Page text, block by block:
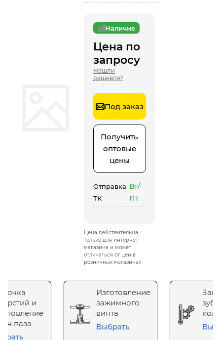
Наличие
Цена по
запросу
Нашли
дешевле?
Под заказ
Получить
оптовые
цены
Отправка
ТК
Вт/
Пт
Цена действительна
только для интернет-
магазина и может
отличаться от цен в
розничных магазинах
и
паза
Изготовление
зажимного
винта
Выбрать